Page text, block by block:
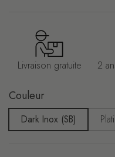
Livraison gratuite 2
Couleur
Dark Inox (SB)